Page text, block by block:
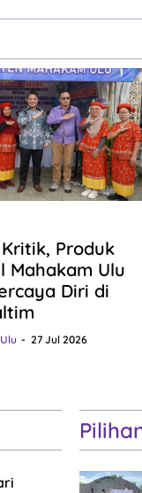
Produk
Mahakam Ulu
Diri di
27 Jul 2026